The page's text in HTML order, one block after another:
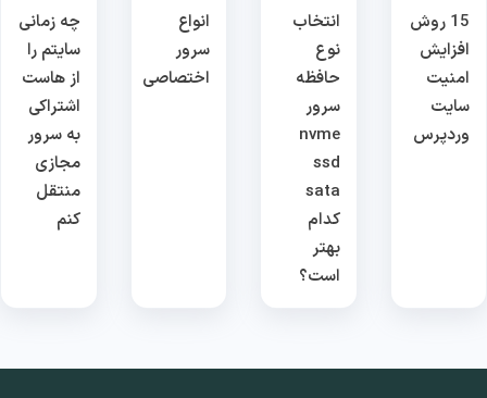
15 روش
افزایش
امنیت
سایت
وردپرس
انتخاب
نوع
حافظه
سرور
nvme
ssd
sata
کدام
بهتر
است؟
انواع
سرور
اختصاصی
چه زمانی
سایتم را
از هاست
اشتراکی
به سرور
مجازی
منتقل
کنم